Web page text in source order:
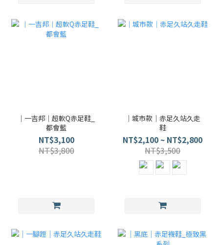
｜一吉邦｜超軟Q赤足鞋_
都會藍
NT$3,100
NT$3,800
｜城市款｜赤足久站久走
鞋
NT$2,100 ~ NT$2,800
NT$3,500